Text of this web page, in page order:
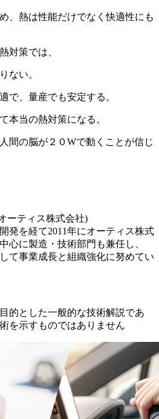
、熱は性能だけでなく快適性にも
対策では、
ない。
で、量産でも安定する。
本当の熱対策になる。
間の脳が２０Wで動くことが信じ
ーティス株式会社)
発を経て2011年にオーティス株式
心に製造・技術部門も兼任し、
て事業成長と組織強化に努めてい
的とした一般的な技術解説であ
を示すものではありません